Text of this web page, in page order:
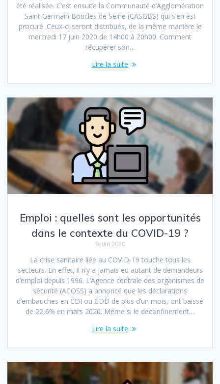
été réalisée. C’est ensuite la Communauté d’Agglomération
Saint Germain Boucles de Seine (CASGBS) qui s’en est
procuré. Ceux-ci seront distribués, de la même manière le
mercredi 17 juin 2020 de 14h00 à 20h00. Comment
récupérer son…
Lire la suite
Emploi : quelles sont les opportunités
dans le contexte du COVID-19 ?
9 juin 2020
La crise sanitaire liée au COVID-19 touche tous les
secteurs. En effet, il n’y a jamais eu autant de demandeurs
d’emploi depuis 1996. L’Agence centrale des organismes de
sécurité (ACOSS) a annoncé que les déclarations
d’embauches en CDI ou CDD de plus d’un mois, ont baissé
de 22,6% en mars 2020. Même si le déconfinement…
Lire la suite